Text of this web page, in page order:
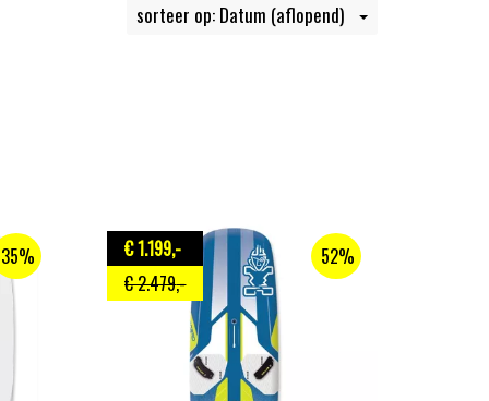
hem met producten.
sorteer op: Datum (aflopend)
35% € 1.199,-
€ 2.479,-
52%